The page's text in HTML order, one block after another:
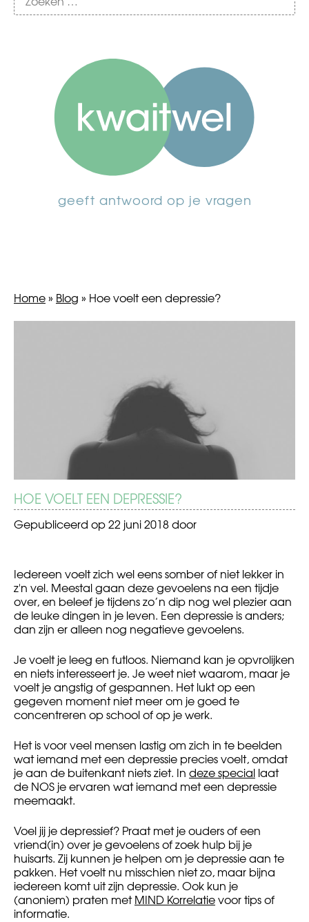
geeft antwoord op je vragen
Home» Blog » Hoe voelt een depressie?
HOE VOELT EEN DEPRESSIE?
Gepubliceerd op22 juni 2018door
Iedereen voelt zich wel eens somber of niet lekker in
z'n vel. Meestal gaan deze gevoelens na een tijdje
over, en beleef je tijdens zo’n dip nog wel plezier aan
de leuke dingen in je leven. Een depressie is anders;
dan zijn er alleen nog negatieve gevoelens.
Je voelt je leeg en futloos. Niemand kan je opvrolijken
en niets interesseert je. Je weet niet waarom, maar je
voelt je angstig of gespannen. Het lukt op een
gegeven moment niet meer om je goed te
concentreren op school of op je werk.
Het is voor veel mensen lastig om zich in te beelden
wat iemand met een depressie precies voelt, omdat
je aan de buitenkant niets ziet. In deze special laat
de NOS je ervaren wat iemand met een depressie
meemaakt.
Voel jij je depressief? Praat met je ouders of een
vriend(in) over je gevoelens of zoek hulp bij je
huisarts. Zij kunnen je helpen om je depressie aan te
pakken. Het voelt nu misschien niet zo, maar bijna
iedereen komt uit zijn depressie. Ook kun je
(anoniem) praten metMIND Korrelatievoor tips of
informatie.